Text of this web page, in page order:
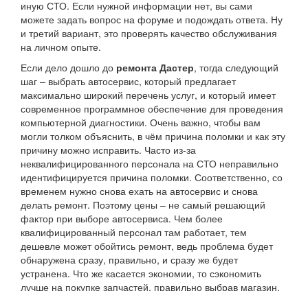
иную СТО. Если нужной информации нет, вы сами
можете задать вопрос на форуме и подождать ответа. Ну
и третий вариант, это проверять качество обслуживания
на личном опыте.
Если дело дошло до ремонта Дастер, тогда следующий
шаг – выбрать автосервис, который предлагает
максимально широкий перечень услуг, и который имеет
современное программное обеспечение для проведения
компьютерной диагностики. Очень важно, чтобы вам
могли толком объяснить, в чём причина поломки и как эту
причину можно исправить. Часто из-за
неквалифицированного персонала на СТО неправильно
идентифицируется причина поломки. Соответственно, со
временем нужно снова ехать на автосервис и снова
делать ремонт. Поэтому цены – не самый решающий
фактор при выборе автосервиса. Чем более
квалифицированный персонал там работает, тем
дешевле может обойтись ремонт, ведь проблема будет
обнаружена сразу, правильно, и сразу же будет
устранена. Что же касается экономии, то сэкономить
лучше на покупке запчастей, правильно выбрав магазин.